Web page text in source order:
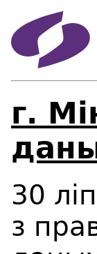
г.
30
з